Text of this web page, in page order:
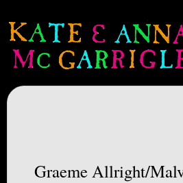
Graeme Allright/